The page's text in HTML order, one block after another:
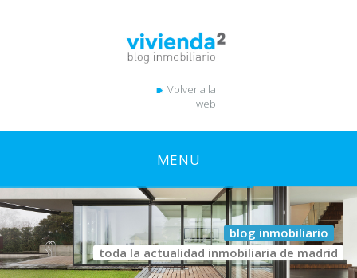
Volver a la
web
MENU